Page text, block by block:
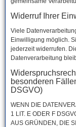
Widerruf Ihrer
Viele
Einwilligung möglich.
jederzeit widerrufen.
Datenverarbeitung
besonderen
DSGVO)
WENN DIE
1 LIT. E ODER F
AUS GRÜNDEN, DIE